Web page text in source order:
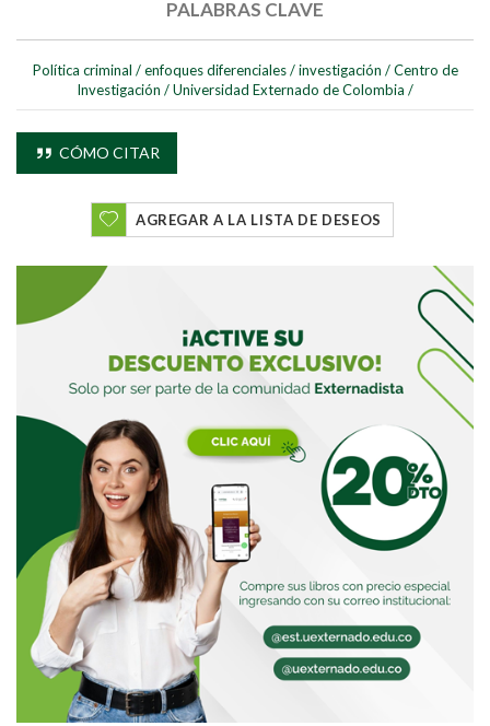
PALABRAS CLAVE
Política criminal / enfoques diferenciales / investigación / Centro de
Investigación /Universidad Externado de Colombia /
CÓMO CITAR
AGREGAR A LA LISTA DE DESEOS